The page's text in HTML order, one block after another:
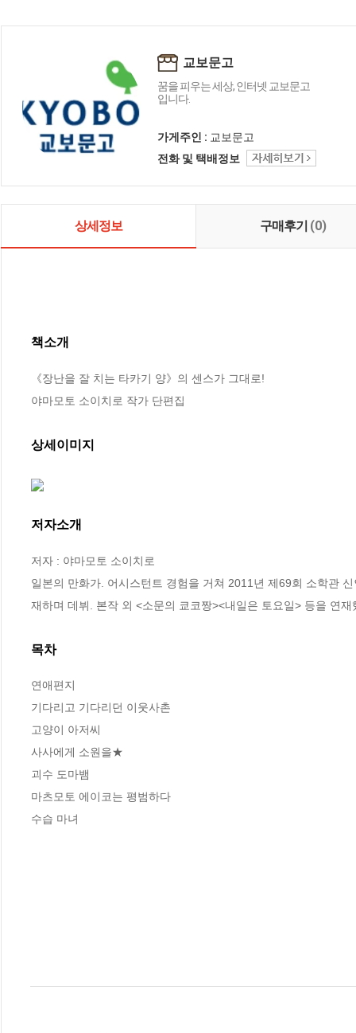
교보문고
꿈을 피우는 세상, 인터넷 교보문고
입니다.
가게주인 : 교보문고
전화 및 택배정보
상세정보 구매후기 (0)
책소개
《장난을 잘 치는 타카기 양》의 센스가 그대로!
야마모토 소이치로 작가 단편집
상세이미지
저자소개
저자 : 야마모토 소이치로
일본의 만화가. 어시스턴트 경험을 거쳐 2011년 제69회 소학관
재하며 데뷔. 본작 외 <소문의 쿄코짱><내일은 토요일> 등을 연재
목차
연애편지
기다리고 기다리던 이웃사촌
고양이 아저씨
사사에게 소원을★
괴수 도마뱀
마츠모토 에이코는 평범하다
수습 마녀